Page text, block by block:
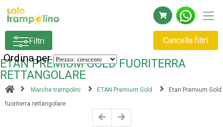
Marche trampolini ETAN Premium Gold
Etan Premium Gold
fuoriterra rettangolare
Cancella filtri
Filtri
ETAN PREMIUM GOLD FUORITERRA
RETTANGOLARE
Ordina per